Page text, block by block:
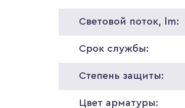
Световой поток, lm:
Срок службы:
Степень защиты:
Цвет арматуры: